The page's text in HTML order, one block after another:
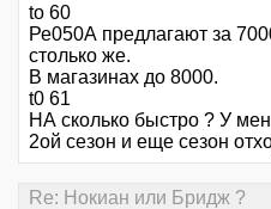
to 60
Ре050А предлагают за
столько же.
В магазинах до 8000.
t0 61
НА сколько быстро ? У
2ой сезон и еще сезон
Re: Нокиан или Бридж ?